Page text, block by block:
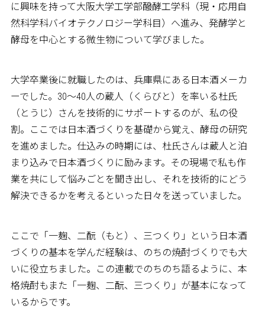
に興味を持って大阪大学工学部醱酵工学科（現・応用自
然科学科バイオテクノロジー学科目）へ進み、発酵学と
酵母を中心とする微生物について学びました。
大学卒業後に就職したのは、兵庫県にある日本酒メーカ
ーでした。30〜40人の蔵人（くらびと）を率いる杜氏
（とうじ）さんを技術的にサポートするのが、私の役
割。ここでは日本酒づくりを基礎から覚え、酵母の研究
を進めました。仕込みの時期には、杜氏さんは蔵人と泊
まり込みで日本酒づくりに励みます。その現場で私も作
業を共にして悩みごとを聞き出し、それを技術的にどう
解決できるかを考えるといった日々を送っていました。
ここで「一麹、二酛（もと）、三つくり」という日本酒
づくりの基本を学んだ経験は、のちの焼酎づくりでも大
いに役立ちました。この連載でのちのち語るように、本
格焼酎もまた「一麹、二酛、三つくり」が基本になって
いるからです。